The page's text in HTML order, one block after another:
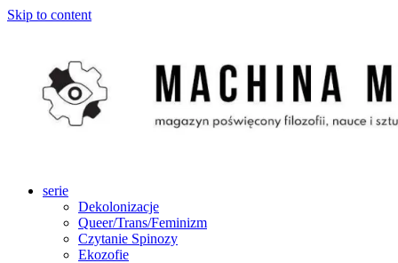
Skip to content
serie
Dekolonizacje
Queer/Trans/Feminizm
Czytanie Spinozy
Ekozofie